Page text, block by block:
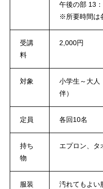
午後の部 13
※所要時間は
受講
料
2,000円
対象
小学生～大人
伴）
定員 各回10名
持ち
物
エプロン、タ
服装 汚れてもよい